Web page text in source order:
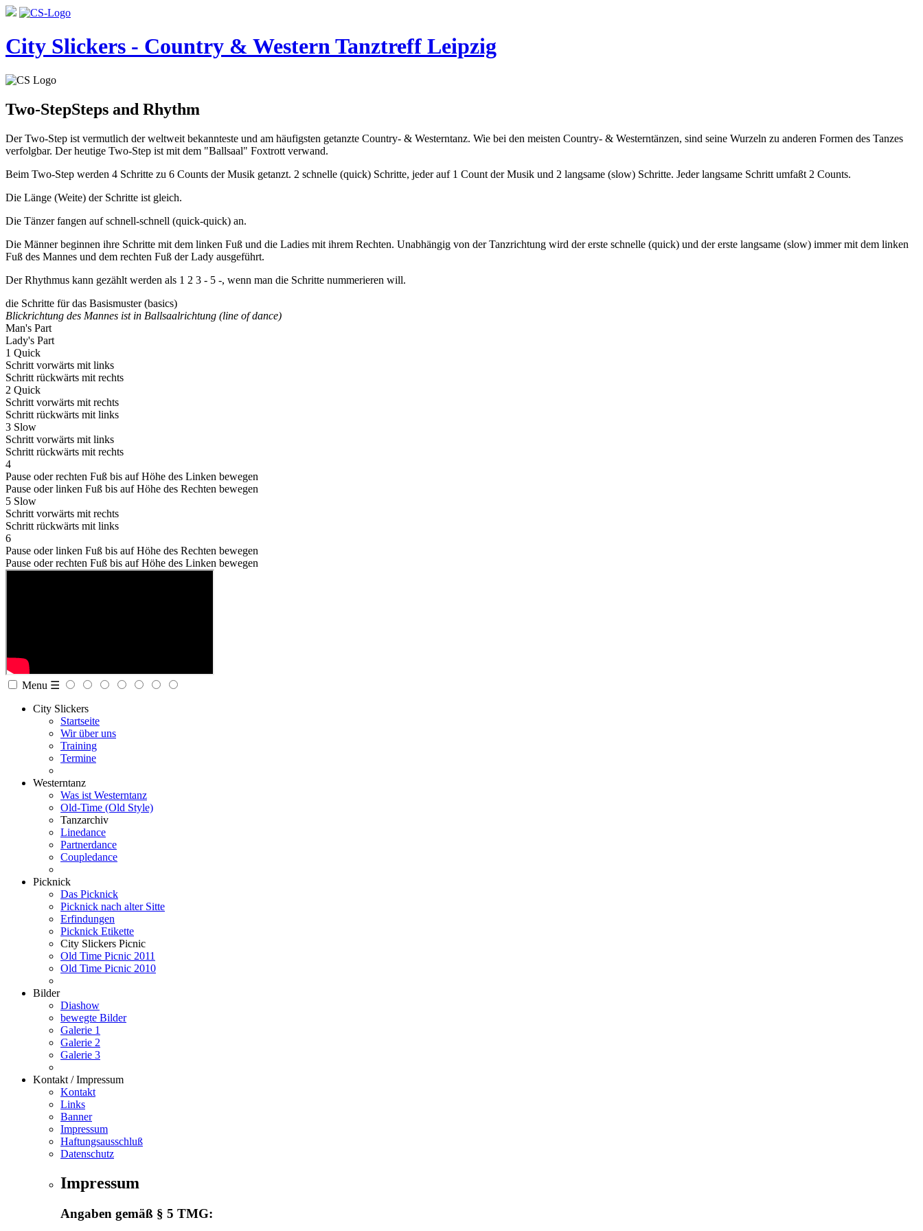
City Slickers - Country & Western Tanztreff Leipzig
Two-StepSteps and Rhythm
Der Two-Step ist vermutlich der weltweit bekannteste und am häufigsten getanzte Country- & Westerntanz. Wie bei den meisten Country- & Westerntänzen, sind seine Wurzeln zu anderen Formen des Tanzes
verfolgbar. Der heutige Two-Step ist mit dem "Ballsaal" Foxtrott verwand.
Beim Two-Step werden 4 Schritte zu 6 Counts der Musik getanzt. 2 schnelle (quick) Schritte, jeder auf 1 Count der Musik und 2 langsame (slow) Schritte. Jeder langsame Schritt umfaßt 2 Counts.
Die Länge (Weite) der Schritte ist gleich.
Die Tänzer fangen auf schnell-schnell (quick-quick) an.
Die Männer beginnen ihre Schritte mit dem linken Fuß und die Ladies mit ihrem Rechten. Unabhängig von der Tanzrichtung wird der erste schnelle (quick) und der erste langsame (slow) immermit dem linken
Fuß des Mannes und dem rechten Fuß der Lady ausgeführt.
Der Rhythmus kann gezählt werden als 1 2 3 - 5 -, wenn man die Schritte nummerieren will.
die Schritte für das Basismuster (basics)
Blickrichtung des Mannes ist in Ballsaalrichtung (line of dance)
Man's Part
Lady's Part
1 Quick
Schritt vorwärts mit links
Schritt rückwärts mit rechts
2 Quick
Schritt vorwärts mit rechts
Schritt rückwärts mit links
3 Slow
Schritt vorwärts mit links
Schritt rückwärts mit rechts
4
Pause oder rechten Fuß bis auf Höhe des Linken bewegen
Pause oder linken Fuß bis auf Höhe des Rechten bewegen
5 Slow
Schritt vorwärts mit rechts
Schritt rückwärts mit links
6
Pause oder linken Fuß bis auf Höhe des Rechten bewegen
Pause oder rechten Fuß bis auf Höhe des Linken bewegen
Menu ☰
City Slickers
Startseite
Wir über uns
Training
Termine
Westerntanz
Was ist Westerntanz
Old-Time (Old Style)
Tanzarchiv
Linedance
Partnerdance
Coupledance
Picknick
Das Picknick
Picknick nach alter Sitte
Erfindungen
Picknick Etikette
City Slickers Picnic
Old Time Picnic 2011
Old Time Picnic 2010
Bilder
Diashow
bewegte Bilder
Galerie 1
Galerie 2
Galerie 3
Kontakt / Impressum
Kontakt
Links
Banner
Impressum
Haftungsausschluß
Datenschutz
Impressum
Angaben gemäß § 5 TMG: